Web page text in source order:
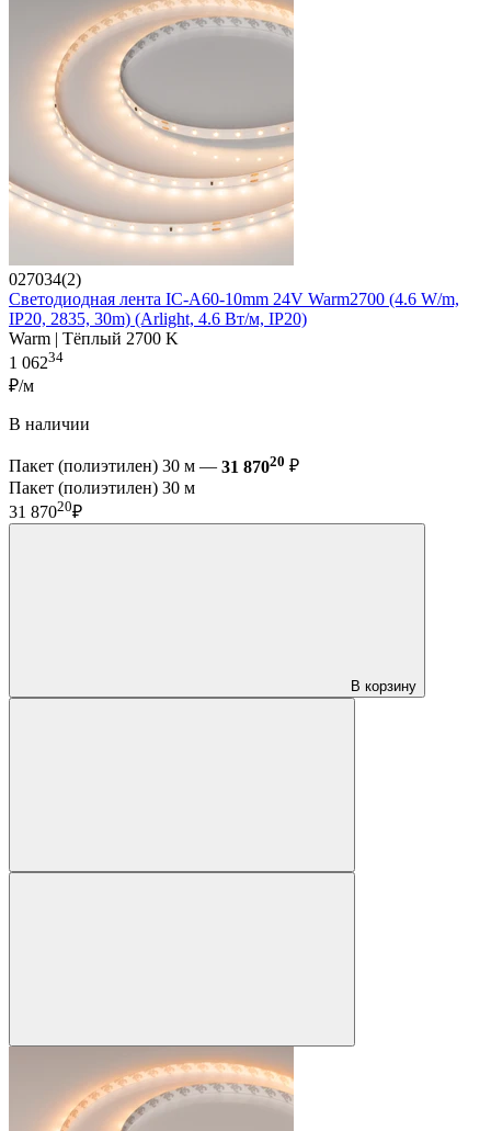
027034(2)
Светодиодная лента IC-A60-10mm 24V Warm2700 (4.6 W/m,
IP20, 2835, 30m) (Arlight, 4.6 Вт/м, IP20)
Warm | Тёплый 2700 K
1 06234
₽/м
В наличии
Пакет (полиэтилен) 30 м — 31 87020 ₽
Пакет (полиэтилен) 30 м
31 87020₽
В корзину